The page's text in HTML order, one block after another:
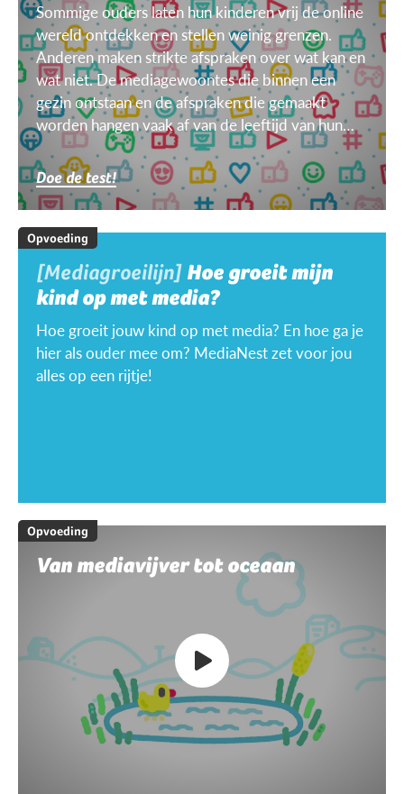
Sommige ouders laten hun kinderen vrij de online
wereld ontdekken en stellen weinig grenzen.
Anderen maken strikte afspraken over wat kan en
wat niet. De mediagewoontes die binnen een
gezin ontstaan en de afspraken die gemaakt
worden hangen vaak af van de leeftijd van hun
kinderen, van het doel, het toestel, het weer ...
Doe de test!
Opvoeding
[Mediagroeilijn] Hoe groeit mijn
kind op met media?
Hoe groeit jouw kind op met media? En hoe ga je
hier als ouder mee om? MediaNest zet voor jou
alles op een rijtje!
Opvoeding
Van mediavijver tot oceaan